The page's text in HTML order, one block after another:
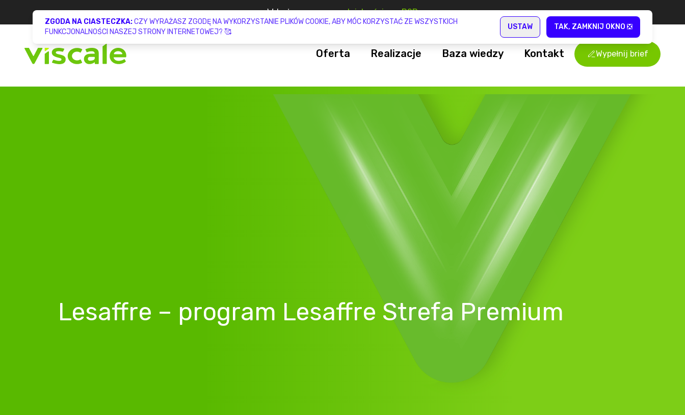
Gotowa aplikacjalojalnościowa już w 2 tygodnie
Oferta
Promocja buy & get
Konsulting przedwdrożeniowy
Programy lojalnościowe
Programy motywacyjne
Programy partnerskie
Obsługa programów lojalnościowych
Realizacje Baza wiedzy Kontakt Wypełnij brief
Lesaffre – program Lesaffre Strefa Premium